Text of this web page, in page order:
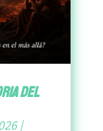
del
|